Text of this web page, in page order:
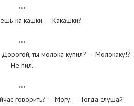
***
ка кашки. — Какашки?
***
ты молока купил? — Молокаку!?
Не пил.
***
говорить? — Могу. — Тогда слушай!